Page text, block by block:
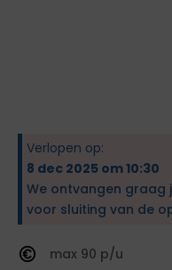
Verlopen op:
8 dec 2025 om 10:30
We ontvangen graag
voor sluiting van de
90